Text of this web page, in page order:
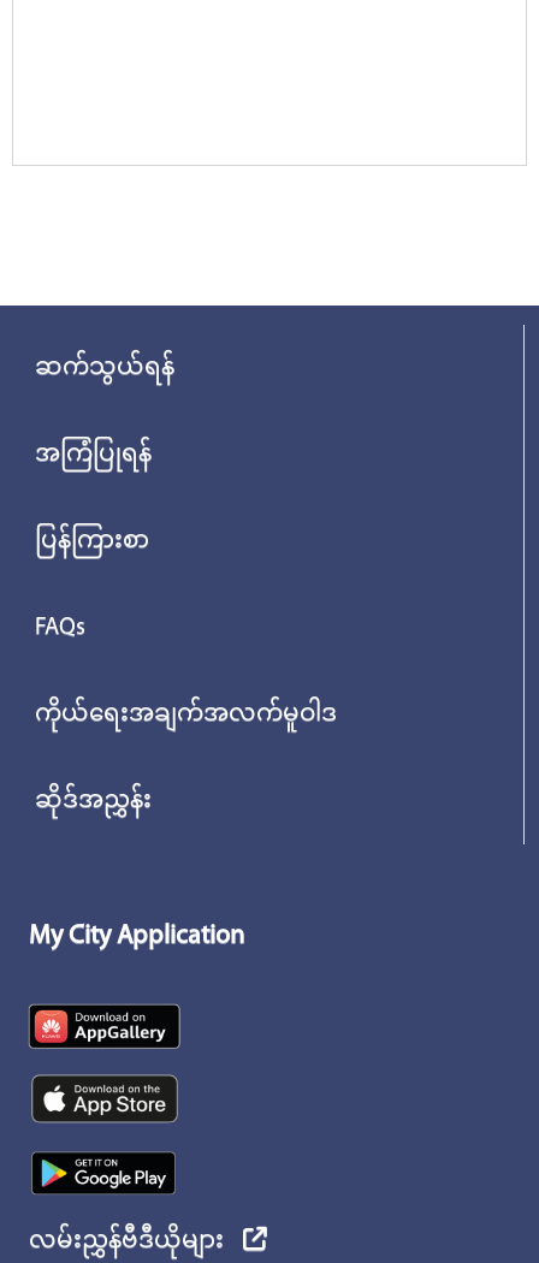
ဆက်သွယ်ရန်
အကြံပြုရန်
ပြန်ကြားစာ
FAQs
ကိုယ်ရေးအချက်အလက်မူဝါဒ
ဆိုဒ်အညွှန်း
My City Application
လမ်းညွှန်ဗီဒီယိုများ